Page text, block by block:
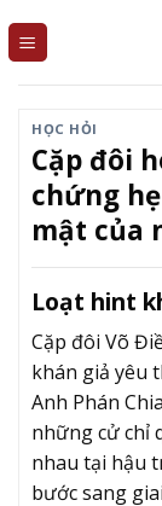
HỌC HỎI
Cặp đôi
chứng
mật của
Loạt hint
Cặp đôi Võ
khán giả yêu
Anh Phán
những cử chỉ
nhau tại hậu
bước sang